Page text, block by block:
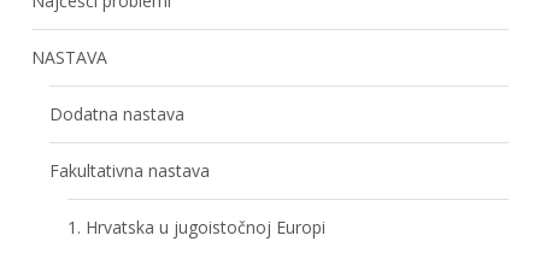
NASTAVA
Dodatna nastava
Fakultativna nastava
1. Hrvatska u jugoistočnoj Europi